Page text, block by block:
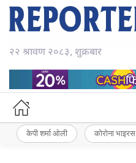
२२ श्रावण २०८३, शुक्रबार
केपी शर्मा ओली कोरोना भाइरस